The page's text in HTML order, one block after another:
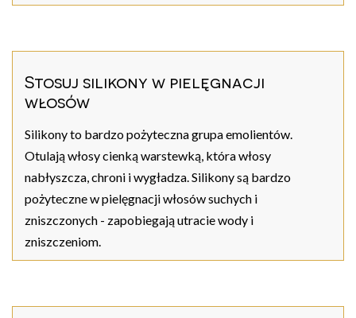
Stosuj silikony w pielęgnacji
włosów
Silikony to bardzo pożyteczna grupa emolientów.
Otulają włosy cienką warstewką, która włosy
nabłyszcza, chroni i wygładza. Silikony są bardzo
pożyteczne w pielęgnacji włosów suchych i
zniszczonych - zapobiegają utracie wody i
zniszczeniom.